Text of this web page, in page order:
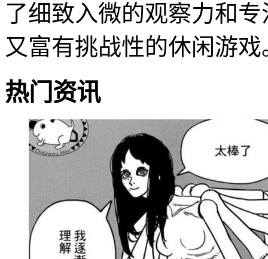
了细致入微的观察力和
又富有挑战性的休闲游戏
热门资讯